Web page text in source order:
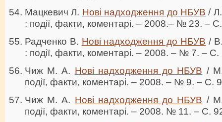
Мацкевич Л. Нові надходження до НБУВ /
: події, факти, коментарі. – 2008.– № 23. –
Радченко В. Нові надходження до НБУВ /
: події, факти, коментарі. – 2008. – № 7. –
Чиж М. А. Нові надходження до НБУВ /
події, факти, коментарі. – 2008. – № 9. – C.
Чиж М. А. Нові надходження до НБУВ /
події, факти, коментарі. – 2008. № 11. – C.